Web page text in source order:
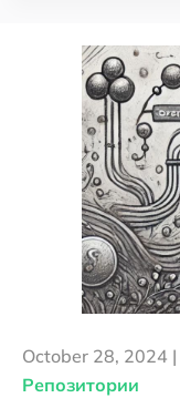
October 28, 2024 |
Репозитории